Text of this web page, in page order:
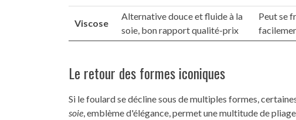
Viscose
Alternative douce et fluide à la
soie, bon rapport qualité-prix
Peut se
Le retour des formes iconiques
Si le foulard se décline sous de multiples formes,
soie , emblème d'élégance, permet une multitude de